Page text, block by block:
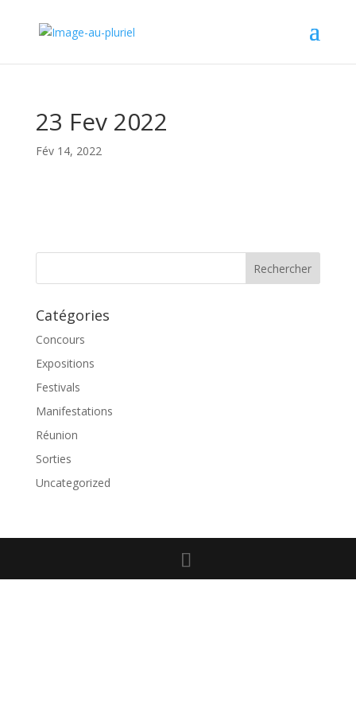
23 Fev 2022
Fév 14, 2022
Catégories
Concours
Expositions
Festivals
Manifestations
Réunion
Sorties
Uncategorized